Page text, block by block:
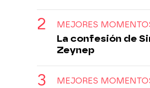
MEJORES
La confesión de
Zeynep
MEJORES